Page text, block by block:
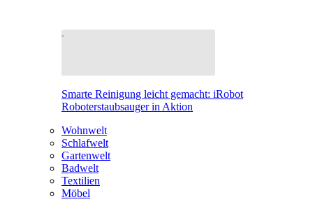
Smarte Reinigung leicht gemacht: iRobot
Roboterstaubsauger in Aktion
Wohnwelt
Schlafwelt
Gartenwelt
Badwelt
Textilien
Möbel